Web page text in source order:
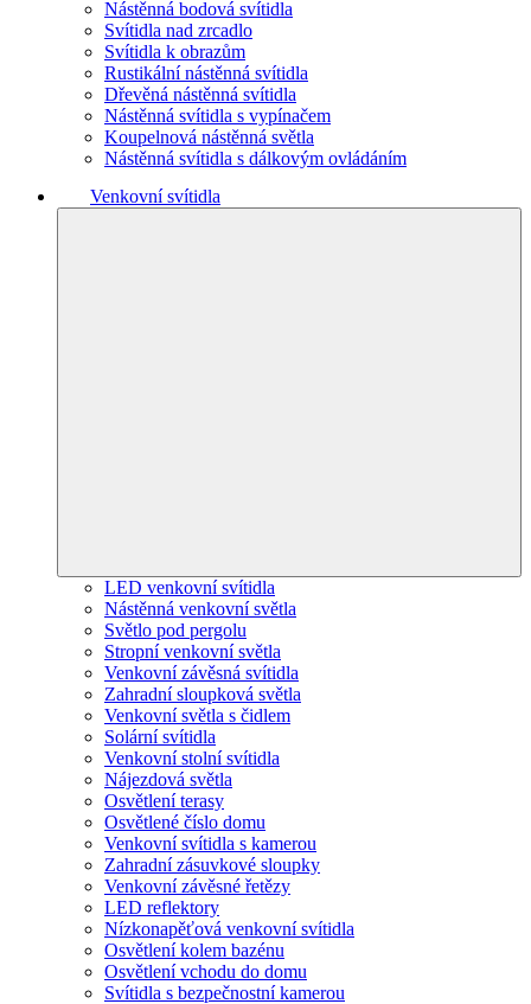
Nástěnná bodová svítidla
Svítidla nad zrcadlo
Svítidla k obrazům
Rustikální nástěnná svítidla
Dřevěná nástěnná svítidla
Nástěnná svítidla s vypínačem
Koupelnová nástěnná světla
Nástěnná svítidla s dálkovým ovládáním
Venkovní svítidla
LED venkovní svítidla
Nástěnná venkovní světla
Světlo pod pergolu
Stropní venkovní světla
Venkovní závěsná svítidla
Zahradní sloupková světla
Venkovní světla s čidlem
Solární svítidla
Venkovní stolní svítidla
Nájezdová světla
Osvětlení terasy
Osvětlené číslo domu
Venkovní svítidla s kamerou
Zahradní zásuvkové sloupky
Venkovní závěsné řetězy
LED reflektory
Nízkonapěťová venkovní svítidla
Osvětlení kolem bazénu
Osvětlení vchodu do domu
Svítidla s bezpečnostní kamerou